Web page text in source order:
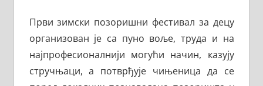
Први зимски позоришни фестивал за децу
организован је са пуно воље, труда и на
најпрофесионалнији могући начин, казују
стручњаци, а потврђује чињеница да се